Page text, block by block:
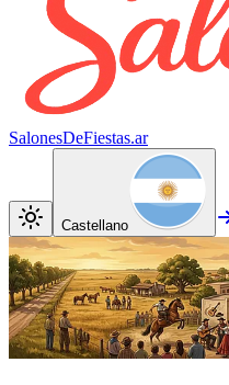
SalonesDeFiestas.ar
Castellano